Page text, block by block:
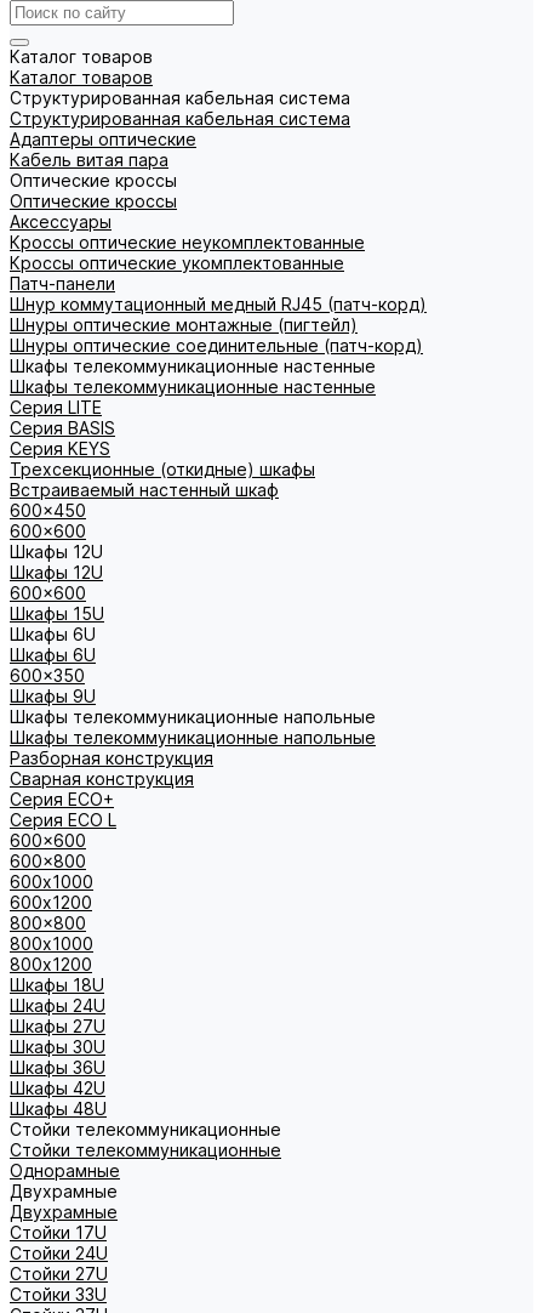
Каталог товаров
Каталог товаров
Структурированная кабельная система
Структурированная кабельная система
Адаптеры оптические
Кабель витая пара
Оптические кроссы
Оптические кроссы
Аксессуары
Кроссы оптические неукомплектованные
Кроссы оптические укомплектованные
Патч-панели
Шнур коммутационный медный RJ45 (патч-корд)
Шнуры оптические монтажные (пигтейл)
Шнуры оптические соединительные (патч-корд)
Шкафы телекоммуникационные настенные
Шкафы телекоммуникационные настенные
Cерия LITE
Cерия BASIS
Cерия KEYS
Трехсекционные (откидные) шкафы
Встраиваемый настенный шкаф
600x450
600x600
Шкафы 12U
Шкафы 12U
600x600
Шкафы 15U
Шкафы 6U
Шкафы 6U
600x350
Шкафы 9U
Шкафы телекоммуникационные напольные
Шкафы телекоммуникационные напольные
Разборная конструкция
Сварная конструкция
Серия ECO+
Серия ECO L
600x600
600x800
600х1000
600х1200
800x800
800х1000
800х1200
Шкафы 18U
Шкафы 24U
Шкафы 27U
Шкафы 30U
Шкафы 36U
Шкафы 42U
Шкафы 48U
Стойки телекоммуникационные
Стойки телекоммуникационные
Однорамные
Двухрамные
Двухрамные
Стойки 17U
Стойки 24U
Стойки 27U
Стойки 33U